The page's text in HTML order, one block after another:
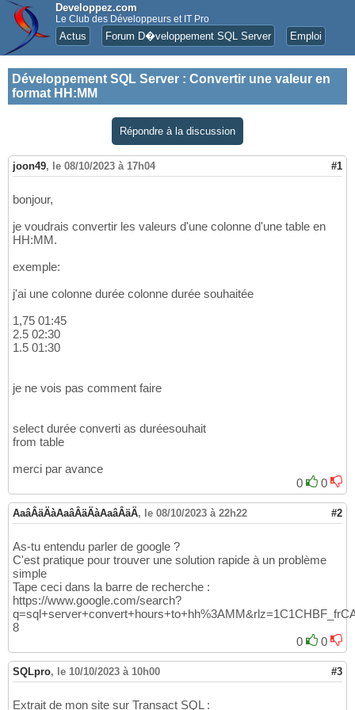
Developpez.com
Le Club des Développeurs et IT Pro
Actus Forum D�veloppement SQL Server Emploi
Développement SQL Server : Convertir une valeur en
format HH:MM
Répondre à la discussion
joon49, le 08/10/2023 à 17h04 #1
bonjour,
je voudrais convertir les valeurs d'une colonne d'une table en
HH:MM.
exemple:
j'ai une colonne durée colonne durée souhaitée
1,75 01:45
2.5 02:30
1.5 01:30
je ne vois pas comment faire
select durée converti as duréesouhait
from table
merci par avance
0
0
AaâÂäÄàAaâÂäÄàAaâÂäÄ, le 08/10/2023 à 22h22 #2
As-tu entendu parler de google ?
C'est pratique pour trouver une solution rapide à un problème
simple
Tape ceci dans la barre de recherche :
https://www.google.com/search?
8
0
0
SQLpro, le 10/10/2023 à 10h00 #3
Extrait de mon site sur Transact SQL :